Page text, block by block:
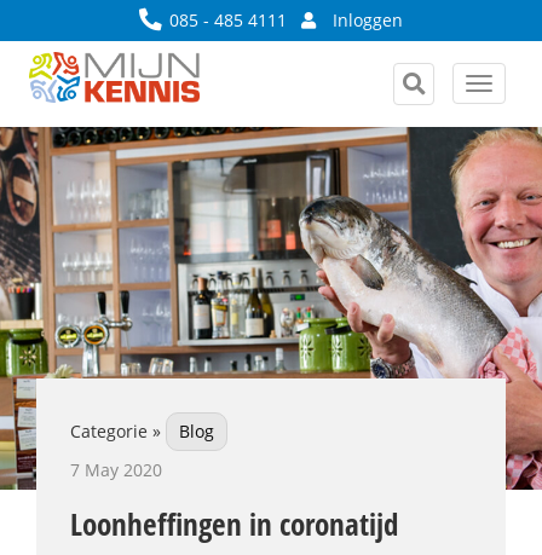
085 - 485 4111 Inloggen
Toggle
Categorie »
Blog
7 May 2020
Loonheffingen in coronatijd